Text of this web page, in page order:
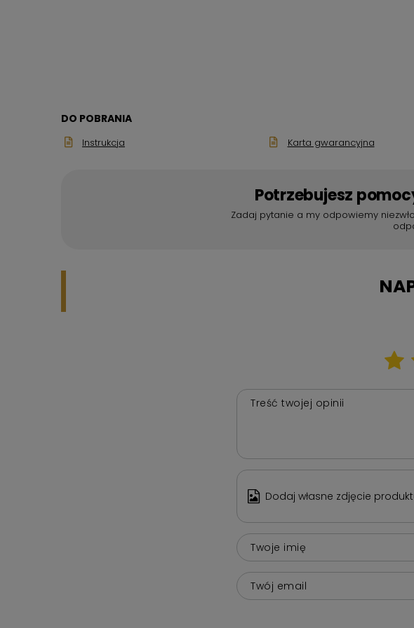
DO POBRANIA
Instrukcja Karta gwarancyjna
Potrzebujesz
Zadaj pytanie a my odpowiemy
Treść twojej opinii
Dodaj własne zdjęcie
Twoje imię
Twój email